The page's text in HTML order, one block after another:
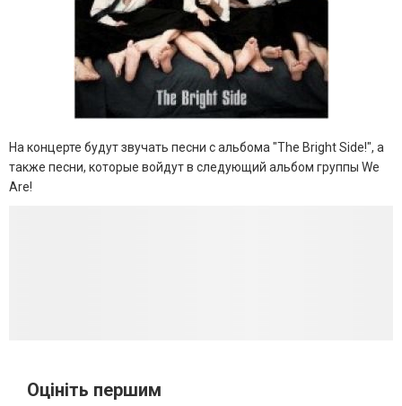
На концерте будут звучать песни с альбома "The Bright Side!", а
также песни, которые войдут в следующий альбом группы We
Are!
Оцініть першим